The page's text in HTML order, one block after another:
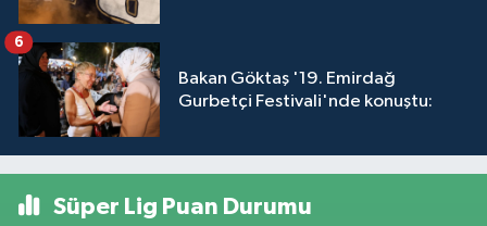
Bakan Göktaş '19. Emirdağ
Gurbetçi Festivali'nde konuştu:
6
Süper Lig Puan Durumu